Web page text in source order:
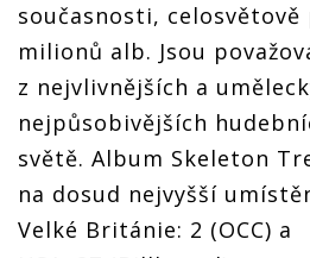
současnosti,
milionů alb. Jsou
z nejvlivnějších a
nejpůsobivějších
světě. Album Skeleton
na dosud nejvyšší
Velké Británie: 2 (OCC) a